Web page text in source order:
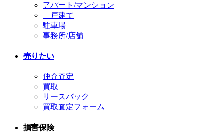
アパート/マンション
一戸建て
駐車場
事務所/店舗
売りたい
仲介査定
買取
リースバック
買取査定フォーム
損害保険